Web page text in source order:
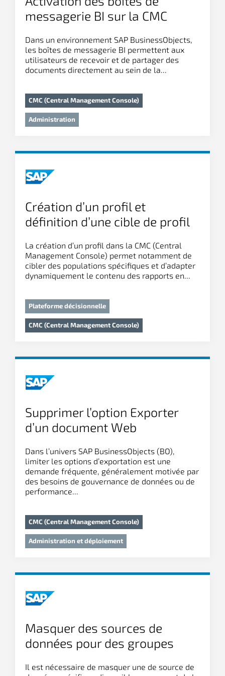
messagerie BI sur la CMC
Dans un environnement SAP BusinessObjects,
les boîtes de messagerie BI permettent aux
utilisateurs de recevoir et de partager des
documents directement au sein de la...
CMC (Central Management Console)
Administration
Création d’un profil et
définition d’une cible de profil
La création d’un profil dans la CMC (Central
Management Console) permet notamment de
cibler des populations spécifiques et d’adapter
dynamiquement le contenu des rapports en...
Plateforme décisionnelle
CMC (Central Management Console)
Supprimer l’option Exporter
d’un document Web
Dans l’univers SAP BusinessObjects (BO),
limiter les options d’exportation est une
demande fréquente, généralement motivée par
des besoins de gouvernance de données ou de
performance...
CMC (Central Management Console)
Administration et déploiement
Masquer des sources de
données pour des groupes
de la création d’un document
Il est nécessaire de masquer une de source de